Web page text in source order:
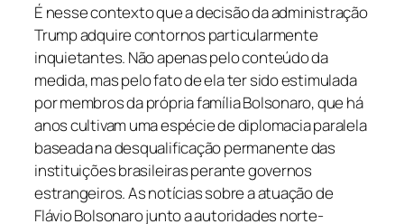
É nesse contexto que a decisão da administração
Trump adquire contornos particularmente
inquietantes. Não apenas pelo conteúdo da
medida, mas pelo fato de ela ter sido estimulada
por membros da própria família Bolsonaro, que há
anos cultivam uma espécie de diplomacia paralela
baseada na desqualificação permanente das
instituições brasileiras perante governos
estrangeiros. As notícias sobre a atuação de
Flávio Bolsonaro junto a autoridades norte-